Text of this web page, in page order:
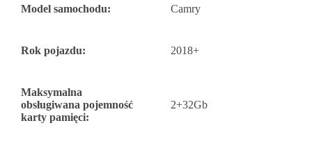
Model samochodu: Camry
Rok pojazdu: 2018+
Maksymalna
obsługiwana pojemność
karty pamięci:
2+32Gb